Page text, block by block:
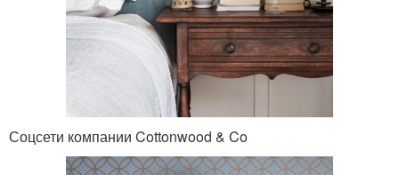
Соцсети компании Cottonwood & Co